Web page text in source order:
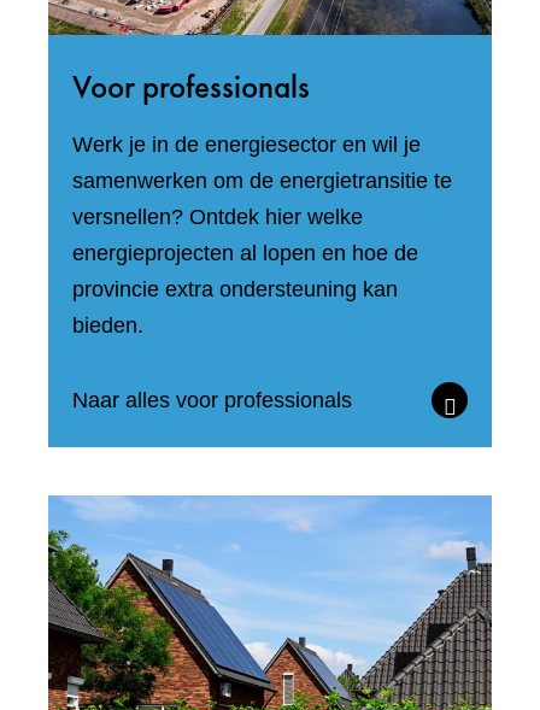
Voor professionals
Werk je in de energiesector en wil je
samenwerken om de energietransitie te
versnellen? Ontdek hier welke
energieprojecten al lopen en hoe de
provincie extra ondersteuning kan
bieden.
Naar alles voor professionals